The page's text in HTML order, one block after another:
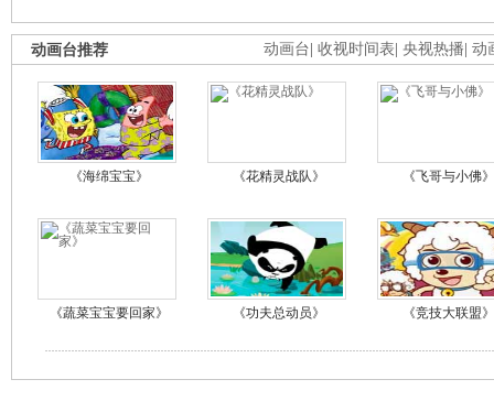
动画台 收视时间表 央视热播 动
动画台推荐
《海绵宝宝》 《花精灵战队》 《飞哥与小佛》
《蔬菜宝宝要回家》 《功夫总动员》 《竞技大联盟》